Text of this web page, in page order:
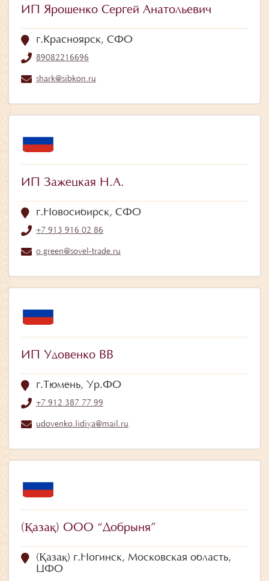
ИП Ярошенко Сергей Анатольевич
г.Красноярск, СФО
89082216696
shark@sibkon.ru
ИП Зажецкая Н.А.
г.Новосибирск, СФО
+7 913 916 02 86
o.green@sovel-trade.ru
ИП Удовенко ВВ
г.Тюмень, Ур.ФО
+7 912 387 77 99
udovenko.lidiya@mail.ru
(Қазақ) ООО “Добрыня”
(Қазақ) г.Ногинск, Московская область,
ЦФО